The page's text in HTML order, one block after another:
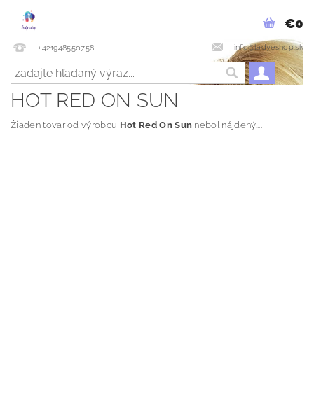
+421948550758 info@ladyeshop.sk
€0
HOT RED ON SUN
Žiaden tovar od výrobcu Hot Red On Sun nebol nájdený....